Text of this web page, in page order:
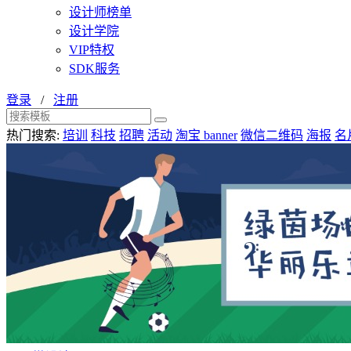
设计师榜单
设计学院
VIP特权
SDK服务
登录 / 注册
热门搜索: 培训 科技 招聘 活动 淘宝 banner 微信二维码 海报 名